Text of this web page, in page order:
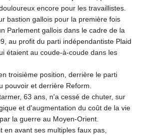
JMD 183.057725
JOD 0.819746
JPY 182.445186
KES 149.158147
KGS 101.104505
4681.941823
KMF 492.514185
KRW
1627.677557
KWD 0.356853
encore pour les travaillistes.
bastion gallois pour la première fois
Parlement gallois dans le cadre de la
au profit du parti indépendantiste Plaid
étaient au coude-à-coude dans les
troisième position, derrière le parti
pouvoir et derrière Reform.
63 ans, n'a cessé de chuter, sur
et d'augmentation du coût de la vie
la guerre au Moyen-Orient.
en avant ses multiples faux pas,